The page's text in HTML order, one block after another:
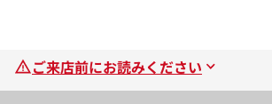
ご来店前にお読みください